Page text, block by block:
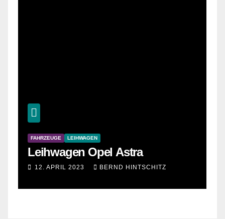
FAHRZEUGE LEIHWAGEN
Leihwagen Opel Astra
12. APRIL 2023 BERND HINTSCHITZ